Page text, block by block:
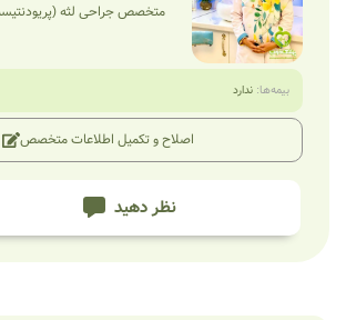
متخصص جراحی لثه (پریودنتیست)
بیمه‌ها:ندارد
اصلاح و تکمیل اطلاعات متخصص
نظر دهید